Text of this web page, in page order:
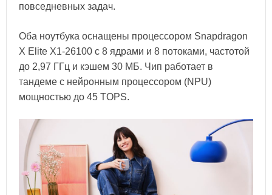
повседневных задач.
Оба ноутбука оснащены процессором Snapdragon
X Elite X1-26100 с 8 ядрами и 8 потоками, частотой
до 2,97 ГГц и кэшем 30 МБ. Чип работает в
тандеме с нейронным процессором (NPU)
мощностью до 45 TOPS.